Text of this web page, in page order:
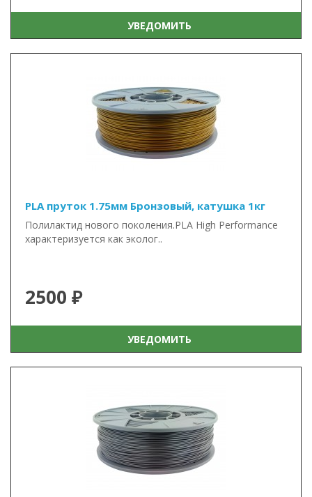
УВЕДОМИТЬ
PLA пруток 1.75мм Бронзовый, катушка 1кг
Полилактид нового поколения.PLA High Performance
характеризуется как эколог..
2500 ₽
УВЕДОМИТЬ